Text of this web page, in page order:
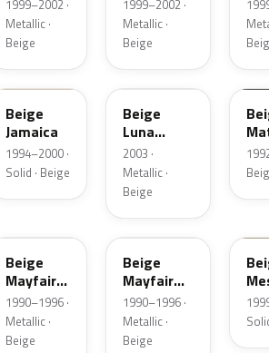
1999–2002 ·
Metallic ·
Beige
1999–2002 ·
Metallic ·
Beige
DAP0
Beige
Jamaica
1994–2000 ·
Solid · Beige
KCP
Beige
Luna
Metallic
2003 ·
Metallic ·
Beige
Beige
Mayfair
Metallic
1990–1996 ·
Metallic ·
Beige
M1CN
Beige
Mayfair
Metallic
1990–1996 ·
Metallic ·
Beige